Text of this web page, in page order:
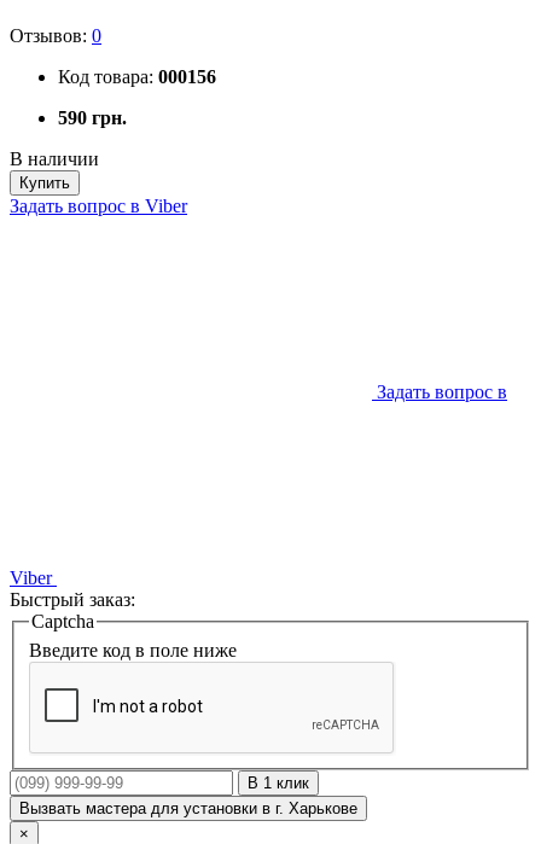
Отзывов: 0
Код товара: 000156
590 грн.
В наличии
Купить
Задать вопрос в Viber
Задать вопрос в
Viber
Быстрый заказ:
Captcha
Введите код в поле ниже
В 1 клик
Вызвать мастера для установки в г. Харькове
×